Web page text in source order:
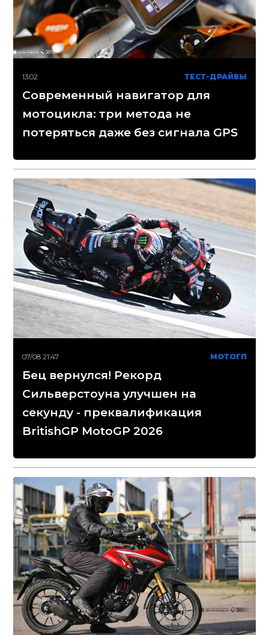
13:02 ТЕСТ-ДРАЙВЫ
Современный навигатор для
мотоцикла: три метода не
потеряться даже без сигнала GPS
07/08 21:47 МОТОГП
Бец вернулся! Рекорд
Сильверстоуна улучшен на
секунду - преквалификация
BritishGP MotoGP 2026